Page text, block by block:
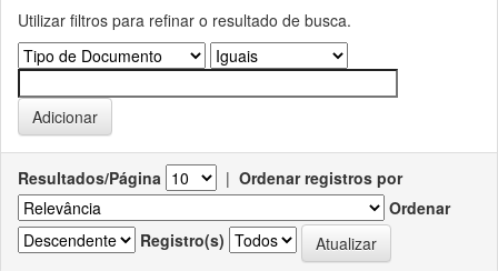
Utilizar filtros para refinar o resultado de busca.
Resultados/Página | Ordenar registros por
Ordenar
Registro(s)